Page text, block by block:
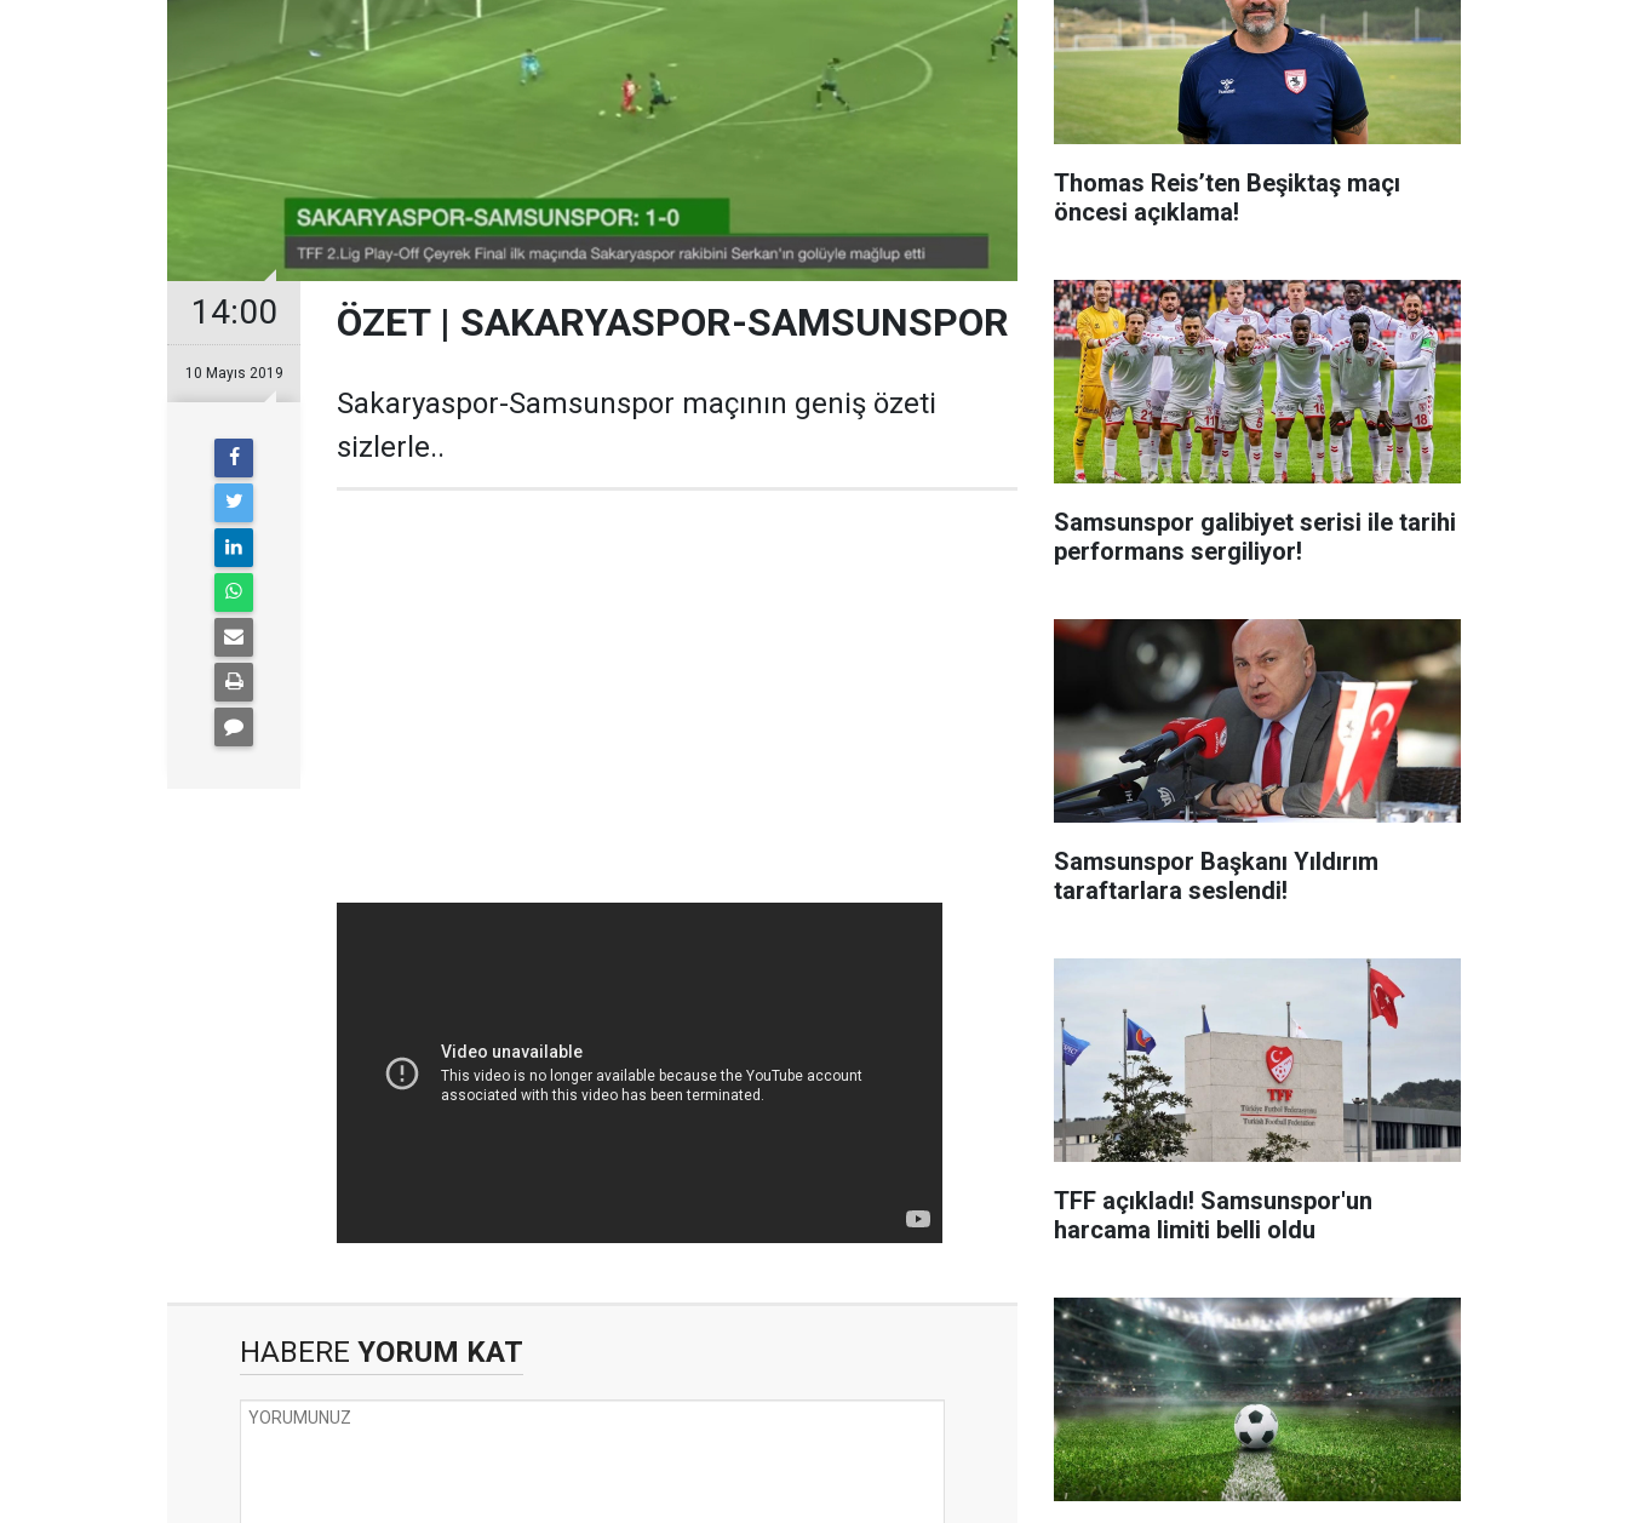
14:00
10 Mayıs 2019
ÖZET | SAKARYASPOR-SAMSUNSPOR
Sakaryaspor-Samsunspor maçının geniş özeti
sizlerle..
HABERE YORUM KAT
Thomas Reis’ten Beşiktaş maçı
öncesi açıklama!
Samsunspor galibiyet serisi ile tarihi
performans sergiliyor!
Samsunspor Başkanı Yıldırım
taraftarlara seslendi!
TFF açıkladı! Samsunspor'un
harcama limiti belli oldu